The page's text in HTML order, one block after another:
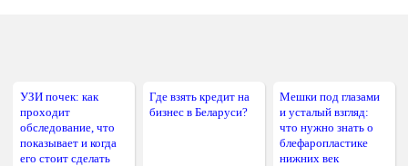
УЗИ почек: как
проходит
обследование, что
показывает и когда
его стоит сделать
Где взять кредит на
бизнес в Беларуси?
Мешки под глазами
и усталый взгляд:
что нужно знать о
блефаропластике
нижних век